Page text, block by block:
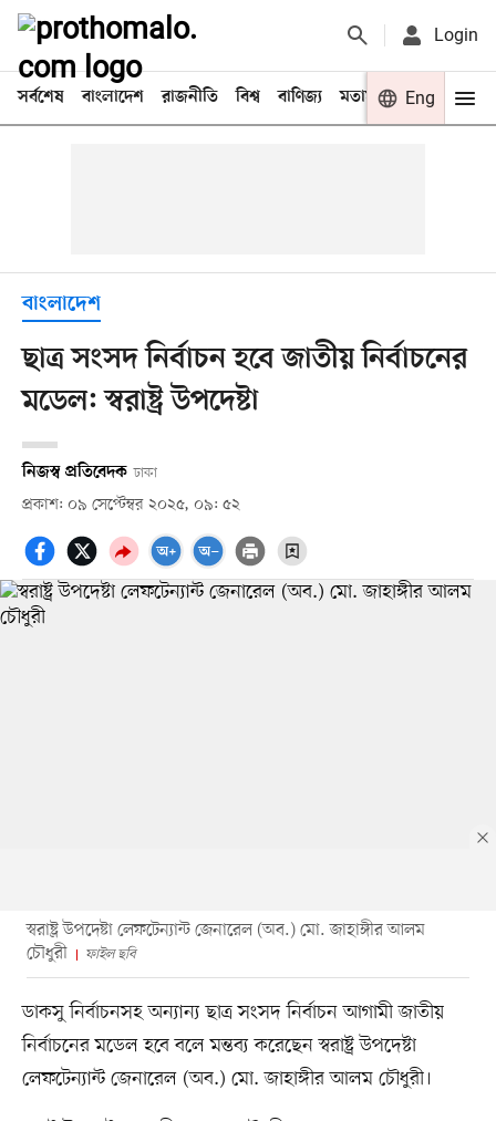
Login
সর্বশেষ বাংলাদেশ রাজনীতি বিশ্ব বাণিজ্য মতামত খেলা
Eng
বাংলাদেশ
ছাত্র সংসদ নির্বাচন হবে জাতীয় নির্বাচনের
মডেল: স্বরাষ্ট্র উপদেষ্টা
নিজস্ব প্রতিবেদক ঢাকা
প্রকাশ: ০৯ সেপ্টেম্বর ২০২৫, ০৯: ৫২
স্বরাষ্ট্র উপদেষ্টা লেফটেন্যান্ট জেনারেল (অব.) মো. জাহাঙ্গীর আলম
চৌধুরী
ফাইল ছবি
ডাকসু নির্বাচনসহ অন্যান্য ছাত্র সংসদ নির্বাচন আগামী জাতীয়
নির্বাচনের মডেল হবে বলে মন্তব্য করেছেন স্বরাষ্ট্র উপদেষ্টা
লেফটেন্যান্ট জেনারেল (অব.) মো. জাহাঙ্গীর আলম চৌধুরী।